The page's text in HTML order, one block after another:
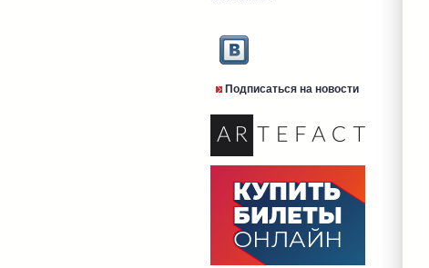
Подписаться на новости